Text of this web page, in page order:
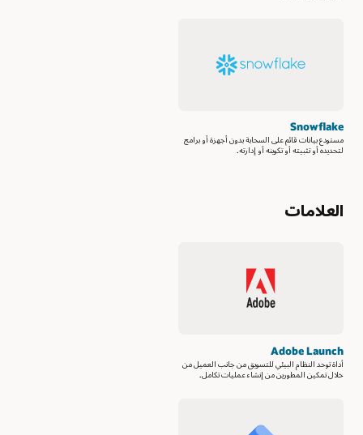
Snowflake
مستودع بيانات قائم على السحابة بدون أجهزة أو برامج
لتحديده أو تثبيته أو تكوينه أو إدارته.
العلامات
Adobe Launch
أداة توحد النظام البيئي للتسويق من جانب العميل من
خلال تمكين المطورين من إنشاء عمليات تكامل.